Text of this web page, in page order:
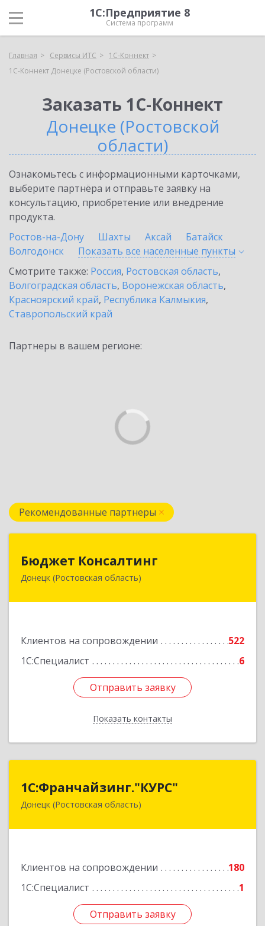
1С:Предприятие 8
Система программ
Главная Сервисы ИТС
1С-Коннект
1С-Коннект Донецке (Ростовской области)
Заказать 1С-Коннект
Донецке (Ростовской
области)
Ознакомьтесь с информационными карточками,
выберите партнёра и отправьте заявку на
консультацию, приобретение или внедрение
продукта.
Ростов-на-Дону
Шахты Аксай
Батайск
Волгодонск
Показать все населенные пункты
Смотрите также: Россия, Ростовская область,
Волгоградская область, Воронежская область,
Красноярский край, Республика Калмыкия,
Ставропольский край
Партнеры в вашем регионе:
Рекомендованные партнеры
Бюджет Консалтинг
Донецк (Ростовская область)
Клиентов на сопровождении
522
1С:Специалист
6
Отправить заявку
Показать контакты
346338, Ростовская обл, г.о. Город Донецк,
Отправить заявку
Назад
1С:Франчайзинг."КУРС"
Донецк (Ростовская область)
Клиентов на сопровождении
180
1С:Специалист
1
Отправить заявку
1С:Франчайзинг."КУРС"
346330, Ростовская обл, Донецк г, Благодатный
Отправить заявку